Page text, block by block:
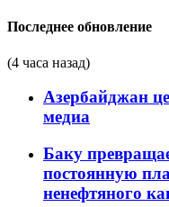
Последнее обновление
(4 часа назад)
Азербайджан
медиа
Баку
постоянную
ненефтяного